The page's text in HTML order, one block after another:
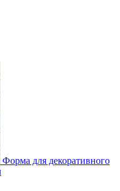
Форма для декоративного